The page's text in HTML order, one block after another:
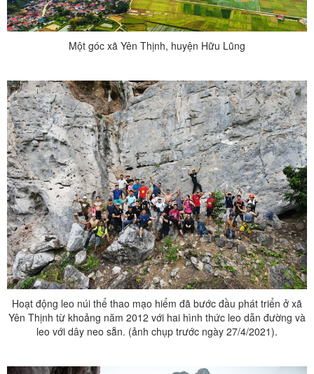
Một góc xã Yên Thịnh, huyện Hữu Lũng
Hoạt động leo núi thể thao mạo hiểm đã bước đầu phát triển ở xã
Yên Thịnh từ khoảng năm 2012 với hai hình thức leo dẫn đường và
leo với dây neo sẵn. (ảnh chụp trước ngày 27/4/2021).